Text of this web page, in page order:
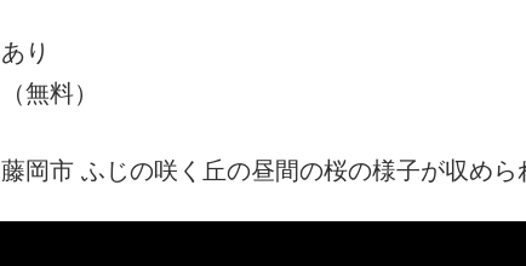
あり
（無料）
藤岡市 ふじの咲く丘の昼間の桜の様子が収め